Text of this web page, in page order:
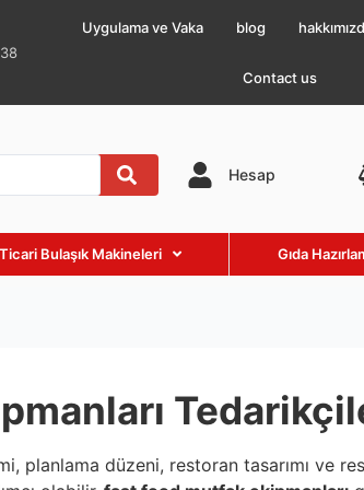
Uygulama ve Vaka blog
Contact us
Hesap
Ticari Bulaşık Makineleri Gıda
planlama düzeni, restoran tasarımı ve